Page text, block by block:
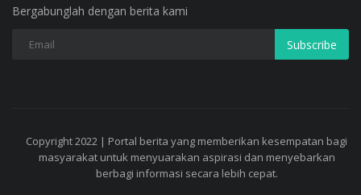
Bergabunglah dengan berita kami
Subscribe
Copyright 2022 | Portal berita yang memberikan kesempatan bagi
masyarakat untuk menyuarakan aspirasi dan menyebarkan
berbagi informasi secara lebih cepat.